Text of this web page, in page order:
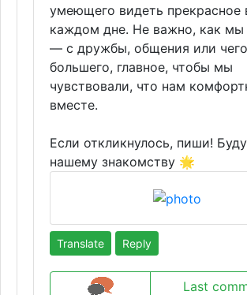
умеющего видеть прекрасное
каждом дне. Не важно, как мы
— с дружбы, общения или
большего, главное, чтобы мы
чувствовали, что нам
вместе.
Если откликнулось, пиши!
нашему знакомству 🌟
Translate Reply
Last